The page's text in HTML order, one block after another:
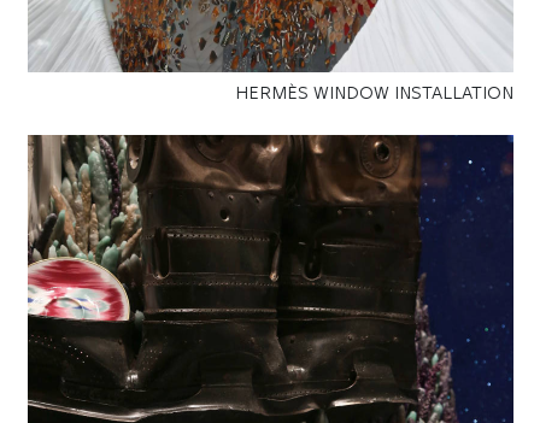
HERMÈS WINDOW INSTALLATION